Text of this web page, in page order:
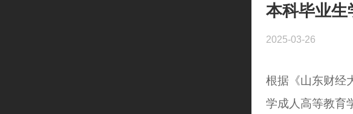
本科毕业生
2025-03-26
根据《山东财经
学成人高等教育